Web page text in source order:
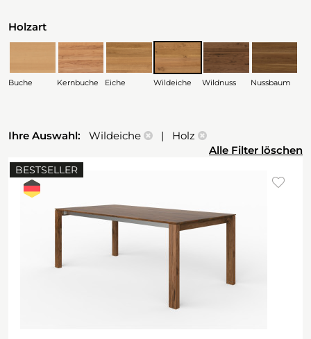
Holzart
Buche Kernbuche Eiche Wildeiche Wildnuss Nussbaum
Ihre Auswahl: Wildeiche
| Holz
Alle Filter löschen
BESTSELLER